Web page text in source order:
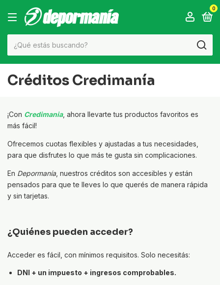
0
Créditos Credimanía
¡Con Credimania, ahora llevarte tus productos favoritos es
más fácil!
Ofrecemos cuotas flexibles y ajustadas a tus necesidades,
para que disfrutes lo que más te gusta sin complicaciones.
En Depormanía, nuestros créditos son accesibles y están
pensados para que te lleves lo que querés de manera rápida
y sin tarjetas.
¿Quiénes pueden acceder?
Acceder es fácil, con mínimos requisitos. Solo necesitás:
DNI + un impuesto + ingresos comprobables.